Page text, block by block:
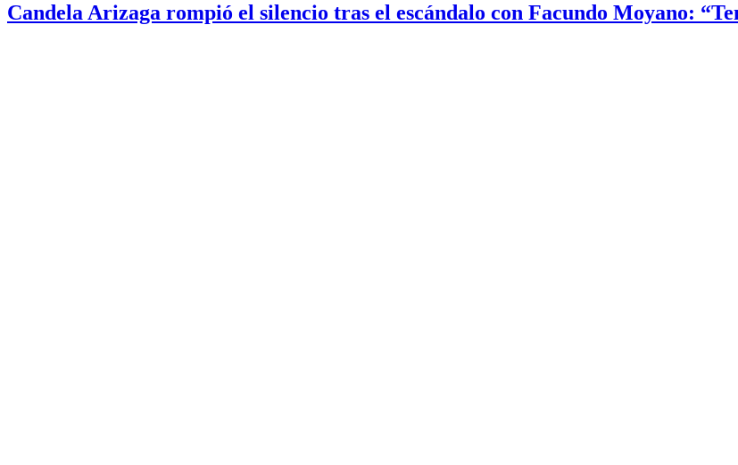
Candela Arizaga rompió el silencio tras el escándalo con Facundo Moyano: